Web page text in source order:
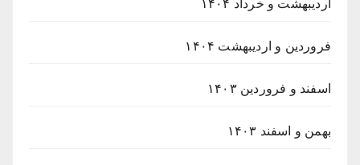
اردیبهشت و خرداد ۱۴۰۴
فروردین و اردیبهشت ۱۴۰۴
اسفند و فروردین ۱۴۰۳
بهمن و اسفند ۱۴۰۳